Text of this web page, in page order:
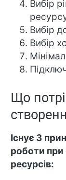
Вибір
Вибір
Вибір
Що
Існує 3
роботи при
ресурсів: